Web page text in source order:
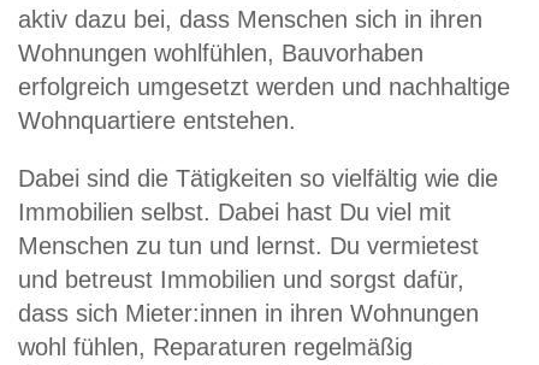
aktiv dazu bei, dass Menschen sich in ihren
Wohnungen wohlfühlen, Bauvorhaben
erfolgreich umgesetzt werden und nachhaltige
Wohnquartiere entstehen.
Dabei sind die Tätigkeiten so vielfältig wie die
Immobilien selbst. Dabei hast Du viel mit
Menschen zu tun und lernst. Du vermietest
und betreust Immobilien und sorgst dafür,
dass sich Mieter:innen in ihren Wohnungen
wohl fühlen, Reparaturen regelmäßig